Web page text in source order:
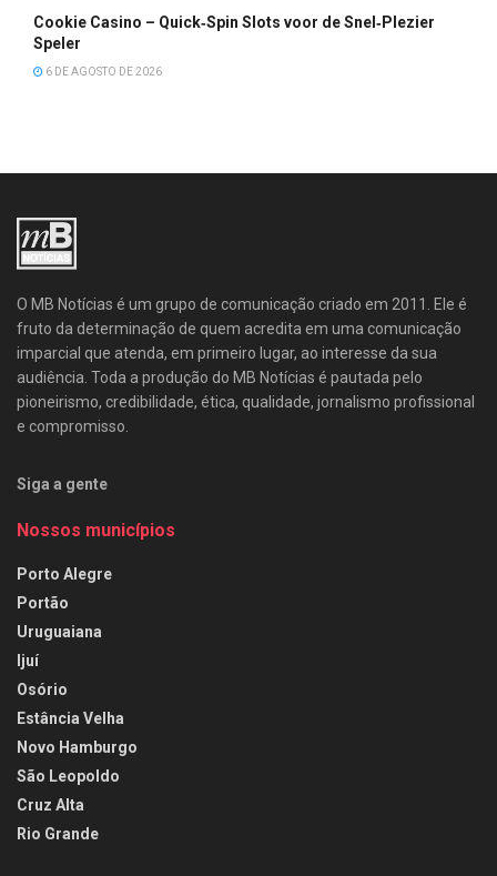
Cookie Casino – Quick‑Spin Slots voor de Snel‑Plezier
Speler
6 DE AGOSTO DE 2026
O MB Notícias é um grupo de comunicação criado em 2011. Ele é
fruto da determinação de quem acredita em uma comunicação
imparcial que atenda, em primeiro lugar, ao interesse da sua
audiência. Toda a produção do MB Notícias é pautada pelo
pioneirismo, credibilidade, ética, qualidade, jornalismo profissional
e compromisso.
Siga a gente
Nossos municípios
Porto Alegre
Portão
Uruguaiana
Ijuí
Osório
Estância Velha
Novo Hamburgo
São Leopoldo
Cruz Alta
Rio Grande